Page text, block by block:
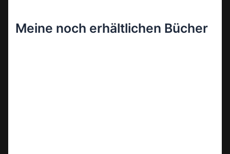
Meine noch erhältlichen Bücher